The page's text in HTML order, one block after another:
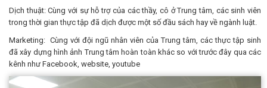
Dịch thuật: Cùng với sự hỗ trợ của các thầy, cô ở Trung tâm, các sinh viên
trong thời gian thực tập đã dịch được một số đầu sách hay về ngành luật.
Marketing: Cùng với đội ngũ nhân viên của Trung tâm, các thực tập sinh
đã xây dựng hình ảnh Trung tâm hoàn toàn khác so với trước đây qua các
kênh như Facebook, website, youtube